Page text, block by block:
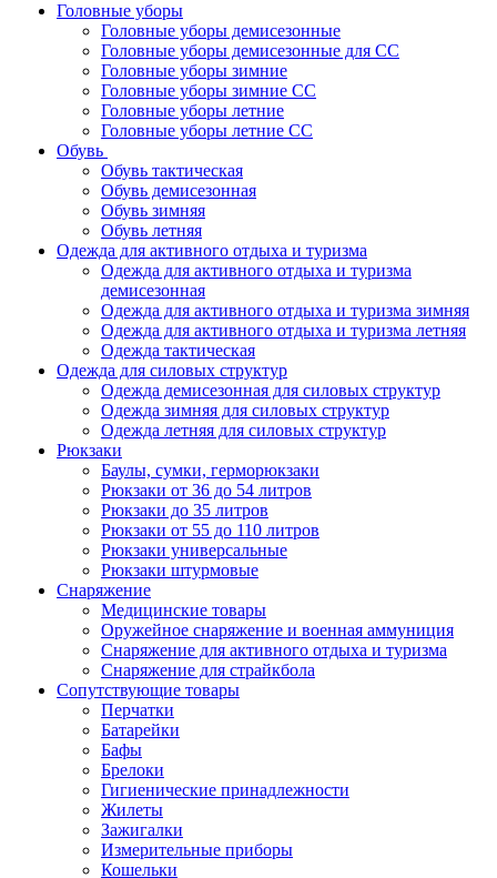
Головные уборы
Головные уборы демисезонные
Головные уборы демисезонные для СС
Головные уборы зимние
Головные уборы зимние СС
Головные уборы летние
Головные уборы летние СС
Обувь
Обувь тактическая
Обувь демисезонная
Обувь зимняя
Обувь летняя
Одежда для активного отдыха и туризма
Одежда для активного отдыха и туризма
демисезонная
Одежда для активного отдыха и туризма зимняя
Одежда для активного отдыха и туризма летняя
Одежда тактическая
Одежда для силовых структур
Одежда демисезонная для силовых структур
Одежда зимняя для силовых структур
Одежда летняя для силовых структур
Рюкзаки
Баулы, сумки, герморюкзаки
Рюкзаки от 36 до 54 литров
Рюкзаки до 35 литров
Рюкзаки от 55 до 110 литров
Рюкзаки универсальные
Рюкзаки штурмовые
Снаряжение
Медицинские товары
Оружейное снаряжение и военная аммуниция
Снаряжение для активного отдыха и туризма
Снаряжение для страйкбола
Сопутствующие товары
Перчатки
Батарейки
Бафы
Брелоки
Гигиенические принадлежности
Жилеты
Зажигалки
Измерительные приборы
Кошельки